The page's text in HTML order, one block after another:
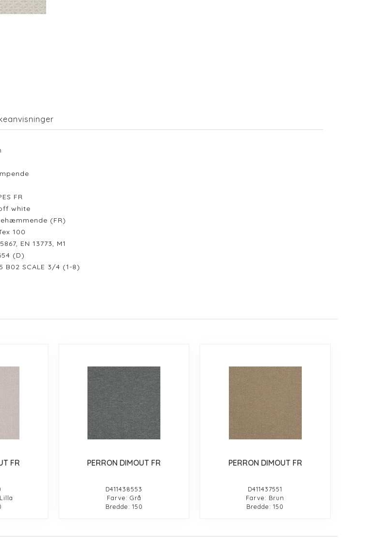
FR
white
(FR)
100
EN 13773, M1
(D)
B02 SCALE 3/4 (1-8)
FR PERRON DIMOUT FR
D411438553
Farve: Grå
Bredde: 150
PERRON DIMOUT FR
D411437551
Farve: Brun
Bredde: 150